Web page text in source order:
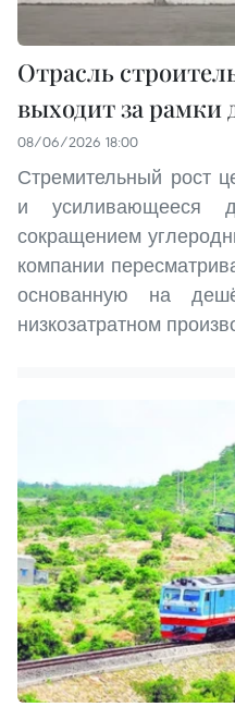
Отрасль
выходит за рамки
08/06/2026 18:00
Стремительный рост
и усиливающееся
сокращением
компании
основанную на
низкозатратном